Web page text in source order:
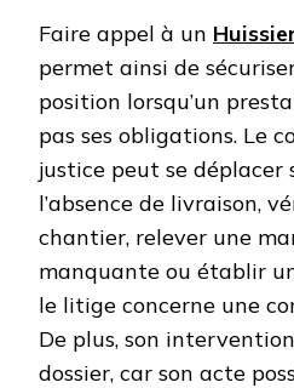
Faire appel à un
permet ainsi de
position lorsqu’un
pas ses obligations. Le
justice peut se déplacer
l’absence de livraison,
chantier, relever une
manquante ou établir
le litige concerne une
De plus, son
dossier, car son acte